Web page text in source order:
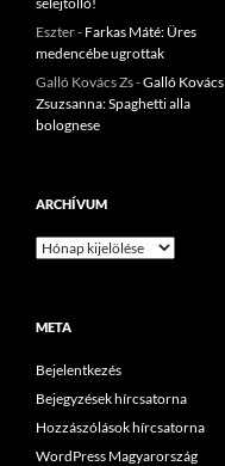
Eszter- Farkas Máté: Üres
medencébe ugrottak
Galló Kovács Zs-Galló Kovács
Zsuzsanna: Spaghetti alla
bolognese
ARCHÍVUM
Archívum
META
Bejelentkezés
Bejegyzések hírcsatorna
Hozzászólások hírcsatorna
WordPress Magyarország